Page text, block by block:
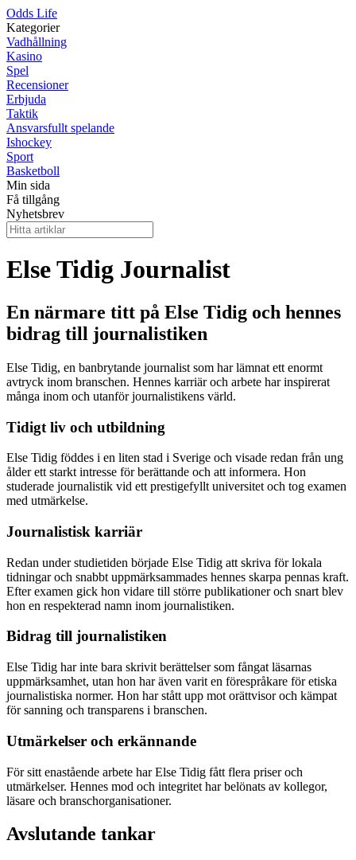
Odds Life
Kategorier
Vadhållning
Kasino
Spel
Recensioner
Erbjuda
Taktik
Ansvarsfullt spelande
Ishockey
Sport
Basketboll
Min sida
Få tillgång
Nyhetsbrev
Else Tidig Journalist
En närmare titt på Else Tidig och hennes
bidrag till journalistiken
Else Tidig, en banbrytande journalist som har lämnat ett enormt
avtryck inom branschen. Hennes karriär och arbete har inspirerat
många inom och utanför journalistikens värld.
Tidigt liv och utbildning
Else Tidig föddes i en liten stad i Sverige och visade redan från ung
ålder ett starkt intresse för berättande och att informera. Hon
studerade journalistik vid ett prestigefyllt universitet och tog examen
med utmärkelse.
Journalistisk karriär
Redan under studietiden började Else Tidig att skriva för lokala
tidningar och snabbt uppmärksammades hennes skarpa pennas kraft.
Efter examen gick hon vidare till större publikationer och snart blev
hon en respekterad namn inom journalistiken.
Bidrag till journalistiken
Else Tidig har inte bara skrivit berättelser som fångat läsarnas
uppmärksamhet, utan hon har även varit en förespråkare för etiska
journalistiska normer. Hon har stått upp mot orättvisor och kämpat
för sanning och transparens i branschen.
Utmärkelser och erkännande
För sitt enastående arbete har Else Tidig fått flera priser och
utmärkelser. Hennes mod och integritet har belönats av kollegor,
läsare och branschorganisationer.
Avslutande tankar